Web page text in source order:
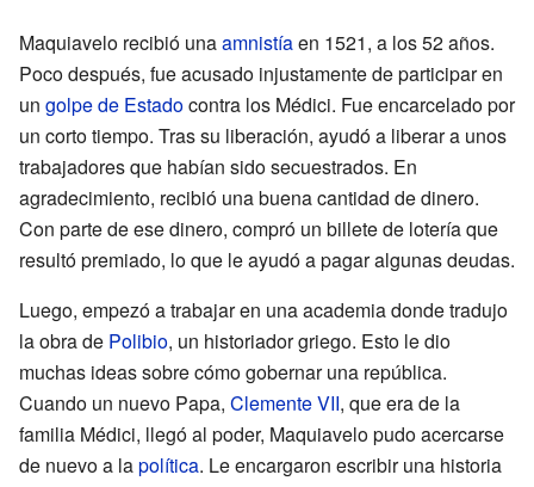
Maquiavelo recibió unaamnistíaen 1521, a los 52 años.
Poco después, fue acusado injustamente de participar en
un golpe de Estadocontra los Médici. Fue encarcelado por
un corto tiempo. Tras su liberación, ayudó a liberar a unos
trabajadores que habían sido secuestrados. En
agradecimiento, recibió una buena cantidad de dinero.
Con parte de ese dinero, compró un billete de lotería que
resultó premiado, lo que le ayudó a pagar algunas deudas.
Luego, empezó a trabajar en una academia donde tradujo
la obra de Polibio, un historiador griego. Esto le dio
muchas ideas sobre cómo gobernar una república.
Cuando un nuevo Papa, Clemente VII, que era de la
familia Médici, llegó al poder, Maquiavelo pudo acercarse
de nuevo a lapolítica. Le encargaron escribir una historia